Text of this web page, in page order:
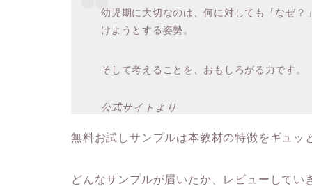
幼児期に大切なのは、何に対しても「なぜ
けようとする姿勢。
そして考えることを、おもしろがる力です。
公式サイトより
無料お試しサンプルは本教材の特徴をギュッ
どんなサンプルが届いたか、レビューしてい